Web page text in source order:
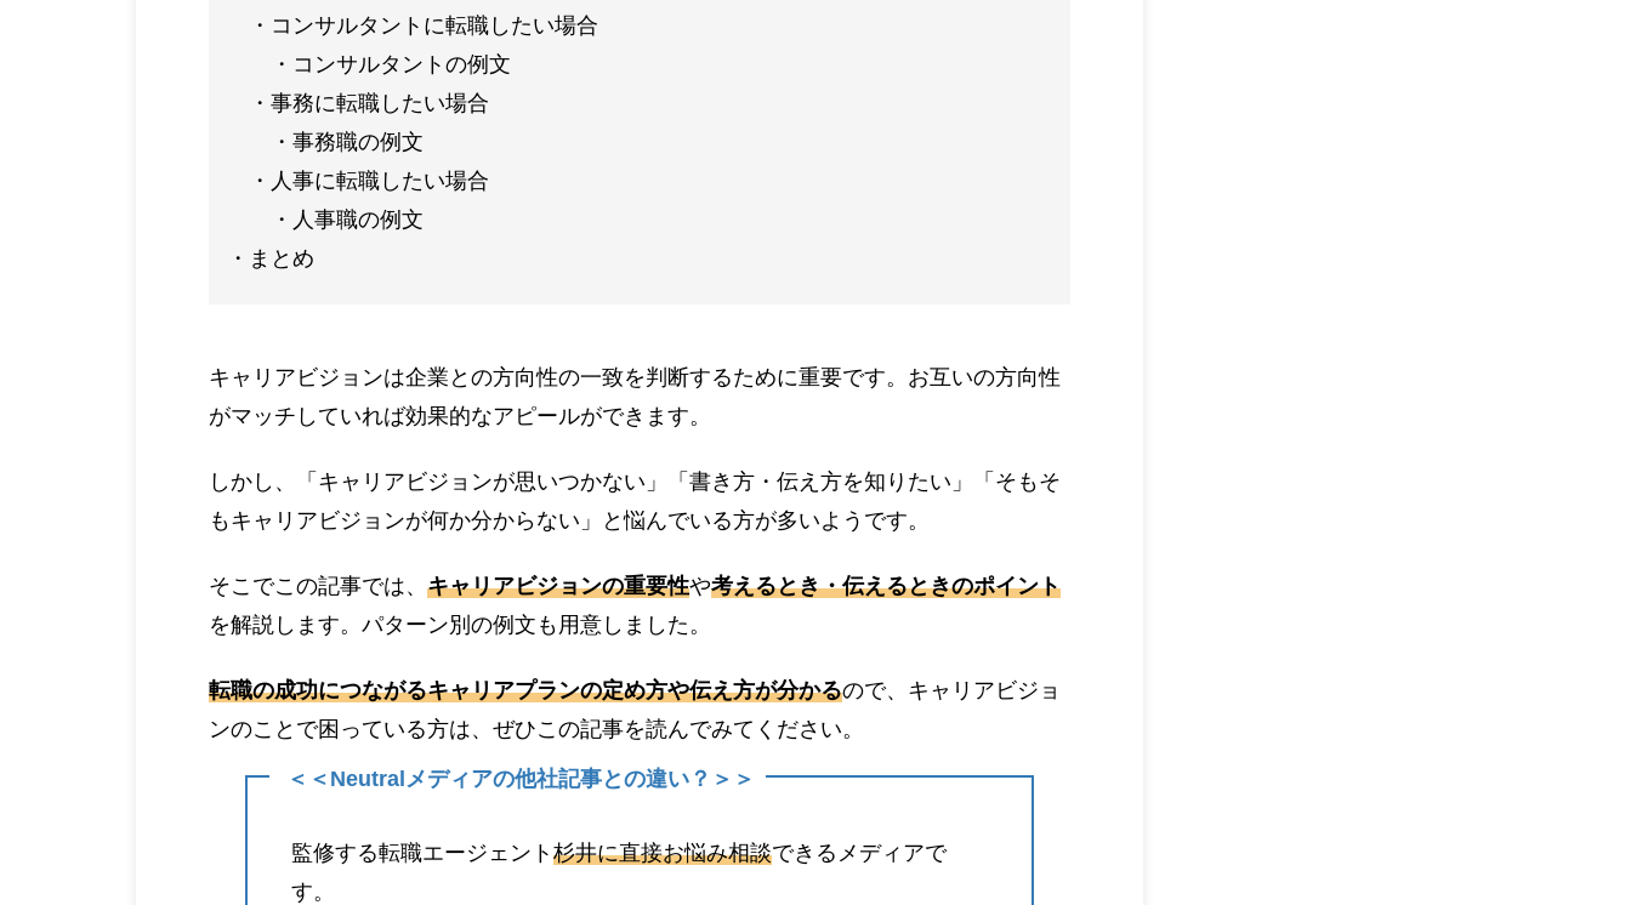
コンサルタントに転職したい場合
コンサルタントの例文
事務に転職したい場合
事務職の例文
人事に転職したい場合
人事職の例文
まとめ
キャリアビジョンは企業との方向性の一致を判断するために重要です。お互いの方向性
がマッチしていれば効果的なアピールができます。
しかし、「キャリアビジョンが思いつかない」「書き方・伝え方を知りたい」「そもそ
もキャリアビジョンが何か分からない」と悩んでいる方が多いようです。
そこでこの記事では、 キャリアビジョンの重要性や考えるとき・伝えるときのポイント
を解説します。パターン別の例文も用意しました。
転職の成功につながるキャリアプランの定め方や伝え方が分かるので、キャリアビジョ
ンのことで困っている方は、ぜひこの記事を読んでみてください。
＜＜Neutralメディアの他社記事との違い？＞＞
監修する転職エージェント 杉井に直接お悩み相談できるメディアで
す。